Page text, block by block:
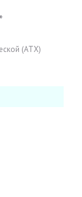
(АТХ)